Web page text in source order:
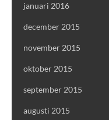
januari 2016
december 2015
november 2015
oktober 2015
september 2015
augusti 2015